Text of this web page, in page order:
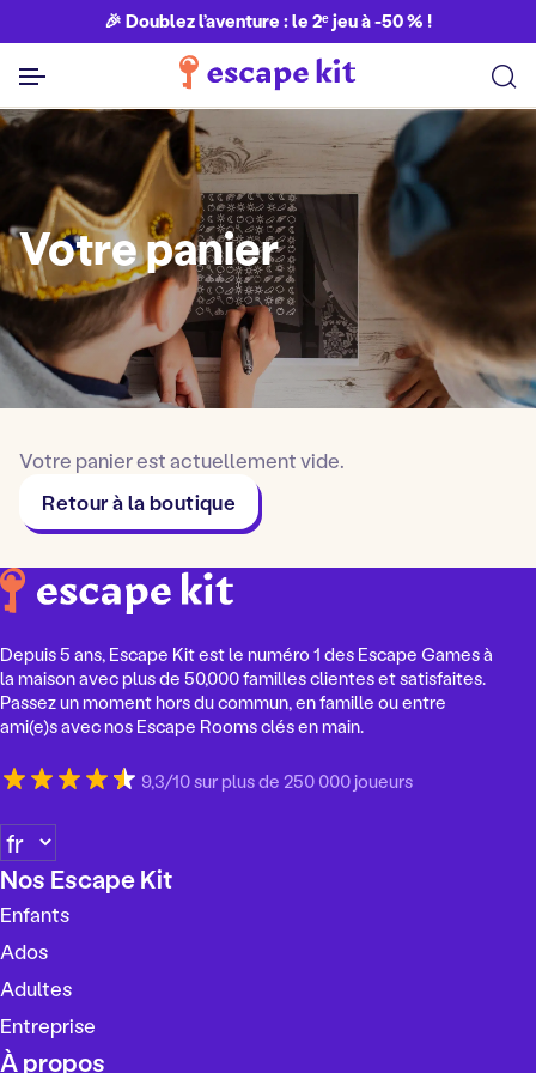
🎉 Doublez l’aventure : le 2ᵉ jeu à -50 % !
Votre panier
Votre panier est actuellement vide.
Retour à la boutique
Depuis 5 ans, Escape Kit est le numéro 1 des Escape Games à
la maison avec plus de 50,000 familles clientes et satisfaites.
Passez un moment hors du commun, en famille ou entre
ami(e)s avec nos Escape Rooms clés en main.
9,3/10 sur plus de 250 000 joueurs
C
h
o
i
s
r
u
n
Nos Escape Kit
Enfants
Ados
Adultes
Entreprise
À propos